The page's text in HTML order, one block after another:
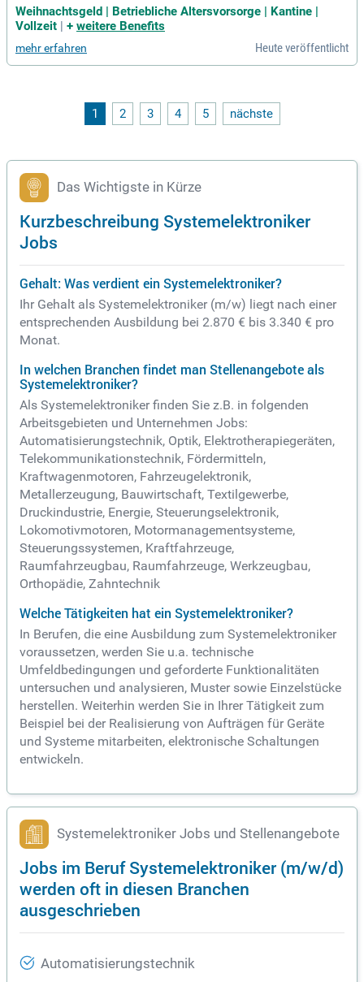
der Lürssen Werft Bremen GmbH & Co. KG in Lemwerder, ab
August 2027. Mit über 150 Jahren Tradition vereinen wir Lei
nehmen bleibt auch in herausfordernden Zeiten auf Kurs, da
nk eines engagierten Teams und höchster Qualität. An unse
1.800 Mitarbeitenden sind der Schlüssel zu unserem Erfolg.
Werde Teil dieser einzigartigen Crew und gestalte die Zukun
Weihnachtsgeld | Betriebliche Altersvorsorge | Kantine |
Vollzeit
+ weitere Benefits
mehr erfahren Heute veröffentlicht
1 2 3 4 5 nächste
Das Wichtigste in Kürze
Kurzbeschreibung Systemelektroniker
Jobs
Gehalt: Was verdient ein Systemelektroniker?
Ihr Gehalt als Systemelektroniker (m/w) liegt nach einer
entsprechenden Ausbildung bei 2.870 € bis 3.340 € pro
Monat.
In welchen Branchen findet man Stellenangebote als
Systemelektroniker?
Als Systemelektroniker finden Sie z.B. in folgenden
Arbeitsgebieten und Unternehmen Jobs:
Automatisierungstechnik, Optik, Elektrotherapiegeräten,
Telekommunikationstechnik, Fördermitteln,
Kraftwagenmotoren, Fahrzeugelektronik,
Metallerzeugung, Bauwirtschaft, Textilgewerbe,
Druckindustrie, Energie, Steuerungselektronik,
Lokomotivmotoren, Motormanagementsysteme,
Steuerungssystemen, Kraftfahrzeuge,
Raumfahrzeugbau, Raumfahrzeuge, Werkzeugbau,
Orthopädie, Zahntechnik
Welche Tätigkeiten hat ein Systemelektroniker?
In Berufen, die eine Ausbildung zum Systemelektroniker
voraussetzen, werden Sie u.a. technische
Umfeldbedingungen und geforderte Funktionalitäten
untersuchen und analysieren, Muster sowie Einzelstücke
herstellen. Weiterhin werden Sie in Ihrer Tätigkeit zum
Beispiel bei der Realisierung von Aufträgen für Geräte
und Systeme mitarbeiten, elektronische Schaltungen
entwickeln.
Systemelektroniker Jobs und Stellenangebote
Jobs im Beruf Systemelektroniker (m/w/d)
werden oft in diesen Branchen
ausgeschrieben
Automatisierungstechnik